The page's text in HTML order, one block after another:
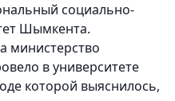
социально-
Шымкента.
министерство
в университете
которой выяснилось,